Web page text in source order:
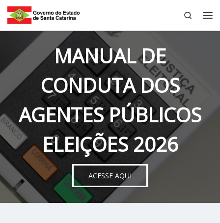
Skip to content
Search
MANUAL DE
CONDUTA DOS
AGENTES PÚBLICOS
ELEIÇÕES 2026
ACESSE AQUI